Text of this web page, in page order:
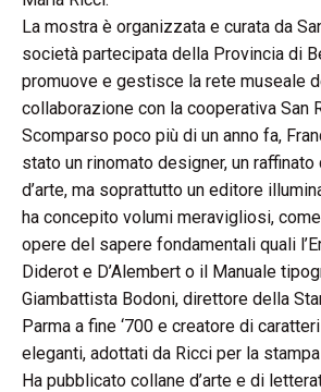
La mostra è organizzata e curata da
società partecipata della Provincia di
promuove e gestisce la rete museale
collaborazione con la cooperativa San
Scomparso poco più di un anno fa,
stato un rinomato designer, un
d’arte, ma soprattutto un editore
ha concepito volumi meravigliosi,
opere del sapere fondamentali quali
Diderot e D’Alembert o il Manuale
Giambattista Bodoni, direttore della
Parma a fine ‘700 e creatore di
eleganti, adottati da Ricci per la
Ha pubblicato collane d’arte e di